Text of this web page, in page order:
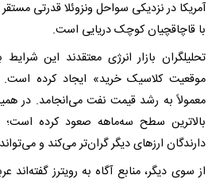
آمریکا در نزدیکی سواحل ونزوئلا قدرتی مستقر
با قاچاقچیان کوچک دریایی است.
تحلیلگران بازار انرژی معتقدند این
موقعیت کلاسیک خرید» ایجاد کرده است.
معمولاً به رشد قیمت نفت می‌انجامد. در
بالاترین سطح سه‌ماهه صعود کرده است؛
دارندگان ارزهای دیگر گران‌تر می‌کند و
از سوی دیگر، منابع آگاه به رویترز